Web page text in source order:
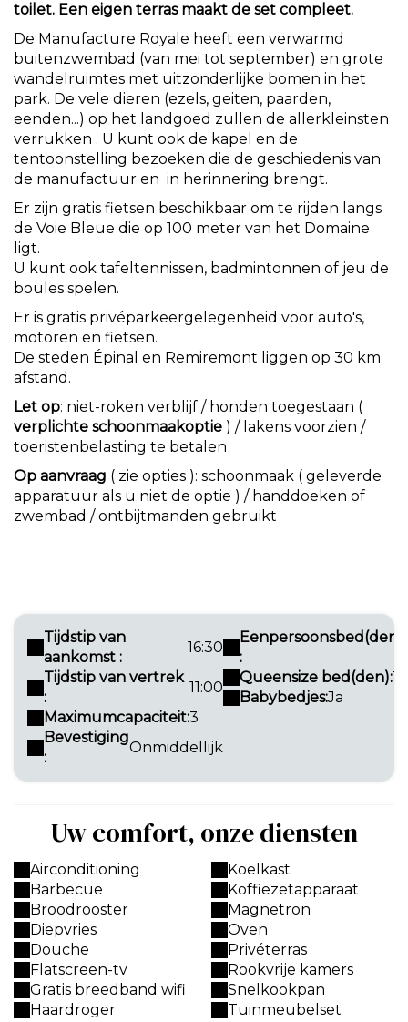
toilet. Een eigen terras maakt de set compleet.
De Manufacture Royale heeft een verwarmd
buitenzwembad (van mei tot september) en grote
wandelruimtes met uitzonderlijke bomen in het
park. De vele dieren (ezels, geiten, paarden,
eenden...) op het landgoed zullen de allerkleinsten
verrukken . U kunt ook de kapel en de
tentoonstelling bezoeken die de geschiedenis van
de manufactuur en in herinnering brengt.
Er zijn gratis fietsen beschikbaar om te rijden langs
de Voie Bleue die op 100 meter van het Domaine
ligt.
U kunt ook tafeltennissen, badmintonnen of jeu de
boules spelen.
Er is gratis privéparkeergelegenheid voor auto's,
motoren en fietsen.
De steden Épinal en Remiremont liggen op 30 km
afstand.
Let op: niet-roken verblijf / honden toegestaan (
verplichte schoonmaakoptie ) / lakens voorzien /
toeristenbelasting te betalen
Op aanvraag ( zie opties ): schoonmaak ( geleverde
apparatuur als u niet de optie ) / handdoeken of
zwembad / ontbijtmanden gebruikt
Tijdstip van
aankomst :
16:30
Tijdstip van vertrek
:
11:00
Maximumcapaciteit:3
Bevestiging
:
Onmiddellijk
Eenpersoonsbed(den)
:
Queensize bed(den):1
Babybedjes:Ja
Uw comfort, onze diensten
Airconditioning
Barbecue
Broodrooster
Diepvries
Douche
Flatscreen-tv
Gratis breedband wifi
Haardroger
Koelkast
Koffiezetapparaat
Magnetron
Oven
Privéterras
Rookvrije kamers
Snelkookpan
Tuinmeubelset